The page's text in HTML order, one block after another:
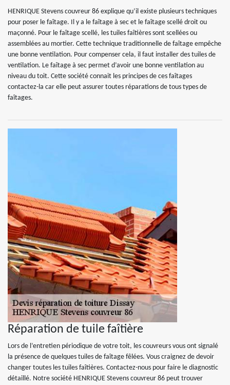
HENRIQUE Stevens couvreur 86 explique qu’il existe plusieurs techniques
pour poser le faîtage. Il y a le faîtage à sec et le faîtage scellé droit ou
maçonné. Pour le faîtage scellé, les tuiles faîtières sont scellées ou
assemblées au mortier. Cette technique traditionnelle de faîtage empêche
une bonne ventilation. Pour compenser cela, il faut installer des tuiles de
ventilation. Le faîtage à sec permet d’avoir une bonne ventilation au
niveau du toit. Cette société connait les principes de ces faîtages
contactez-la car elle peut assurer toutes réparations de tous types de
faîtages.
Réparation de tuile faîtière
Lors de l’entretien périodique de votre toit, les couvreurs vous ont signalé
la présence de quelques tuiles de faîtage fêlées. Vous craignez de devoir
changer toutes les tuiles faîtières. Contactez-nous pour faire le diagnostic
détaillé. Notre société HENRIQUE Stevens couvreur 86 peut trouver